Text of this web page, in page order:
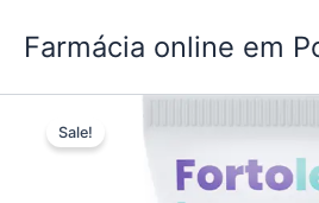
Farmácia online em
Sale!